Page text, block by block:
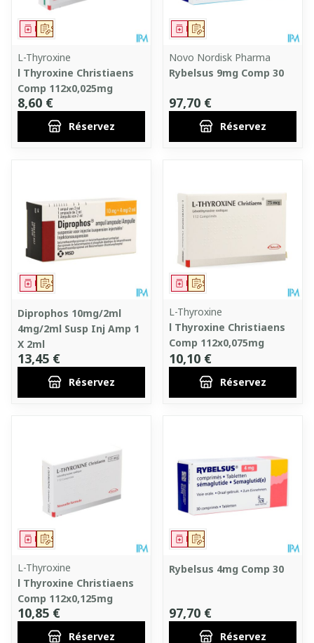
Sur prescription
Médicament
L-Thyroxine
l Thyroxine Christiaens
Comp 112x0,025mg
8,60 €
Réservez
Sur prescription
Médicament
Novo Nordisk Pharma
Rybelsus 9mg Comp 30
97,70 €
Réservez
Sur prescription
Médicament
Diprophos 10mg/2ml
4mg/2ml Susp Inj Amp 1
X 2ml
13,45 €
Réservez
Sur prescription
Médicament
L-Thyroxine
l Thyroxine Christiaens
Comp 112x0,075mg
10,10 €
Réservez
Sur prescription
Médicament
L-Thyroxine
l Thyroxine Christiaens
Comp 112x0,125mg
10,85 €
Réservez
Sur prescription
Médicament
Rybelsus 4mg Comp 30
97,70 €
Réservez